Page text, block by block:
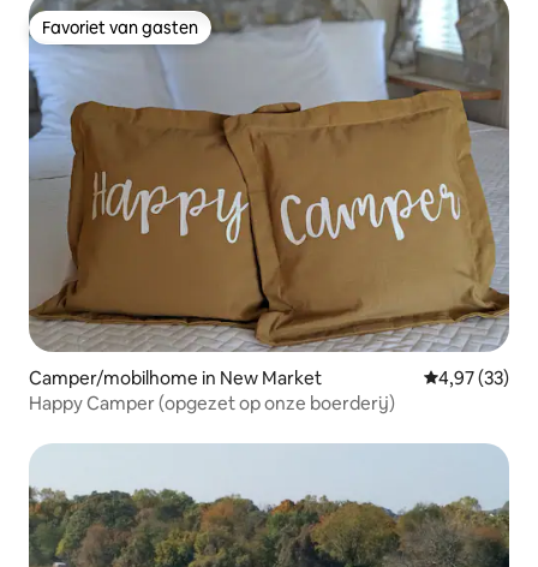
Favoriet van gasten
Favoriet van gasten
Camper/mobilhome in New Market Gemiddelde
4,97 (33)
Happy Camper (opgezet op onze boerderij)